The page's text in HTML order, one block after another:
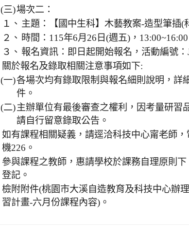
(三)場次二：
１、 主題：【國中生科】木藝教案-造型筆插(
２、 時間：115年6月26日(週五)，
３、 報名資訊：即日起開始報名，活動編號：
關於報名及錄取相關注意事項如下:
(一)各場次均有錄取限制與報名細則說明，詳
件。
(二) 主辦單位有最後審查之權利，因考量研習
請自行留意錄取公告。
如有課程相關疑義，請逕洽科技中心甯老師，
機226。
參與課程之教師，惠請學校於課務自理原則
登記。
檢附附件(桃園市大溪自造教育及科技中心辦
習計畫-六月份課程內容)。